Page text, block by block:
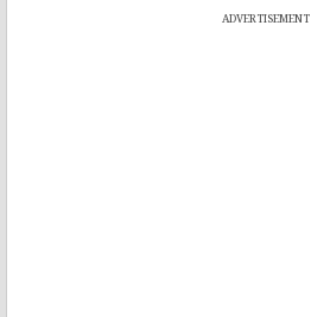
ADVERTISEMENT